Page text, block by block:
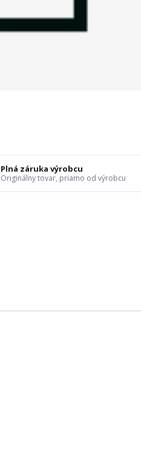
Plná záruka výrobcu
Originálny tovar, priamo od výrobcu